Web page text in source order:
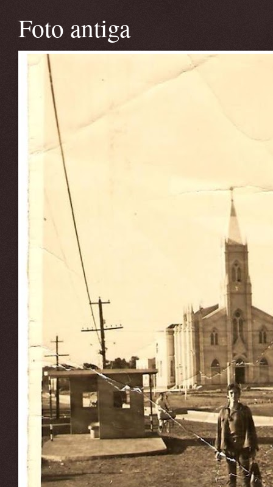
Foto antiga